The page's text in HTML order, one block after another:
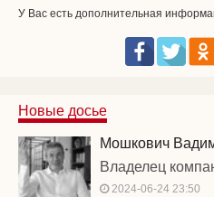
У Вас есть дополнительная
Новые досье
Мошкович
Владелец
2024-06-24 23:50